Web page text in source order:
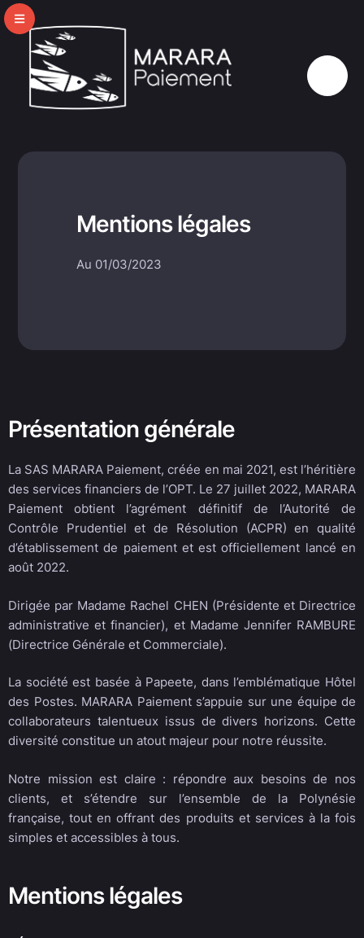
Mentions légales
Au 01/03/2023
Présentation générale
La SAS MARARA Paiement, créée en mai 2021, est l’héritière
des services financiers de l’OPT. Le 27 juillet 2022, MARARA
Paiement obtient l’agrément définitif de l’Autorité de
Contrôle Prudentiel et de Résolution (ACPR) en qualité
d’établissement de paiement et est officiellement lancé en
août 2022.
Dirigée par Madame Rachel CHEN (Présidente et Directrice
administrative et financier), et Madame Jennifer RAMBURE
(Directrice Générale et Commerciale).
La société est basée à Papeete, dans l’emblématique Hôtel
des Postes. MARARA Paiement s’appuie sur une équipe de
collaborateurs talentueux issus de divers horizons. Cette
diversité constitue un atout majeur pour notre réussite.
Notre mission est claire : répondre aux besoins de nos
clients, et s’étendre sur l’ensemble de la Polynésie
française, tout en offrant des produits et services à la fois
simples et accessibles à tous.
Mentions légales